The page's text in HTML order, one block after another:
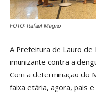
FOTO: Rafael Magno
A Prefeitura de Lauro de
imunizante contra a
Com a determinação do
faixa etária, agora, pais